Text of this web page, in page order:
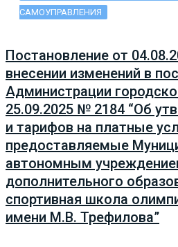
САМОУПРАВЛЕНИЯ
Постановление от
внесении изменений в
Администрации
25.09.2025 № 2184 “Об
и тарифов на платные
предоставляемые
автономным
дополнительного
спортивная школа
имени М.В. Трефилова”